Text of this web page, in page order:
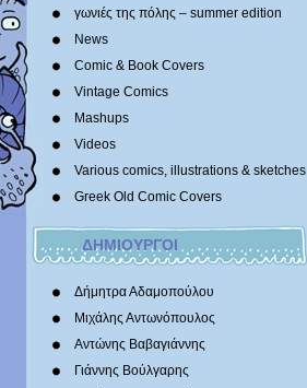
γωνιές της πόλης – summer edition
News
Comic & Book Covers
Vintage Comics
Mashups
Videos
Various comics, illustrations & sketches
Greek Old Comic Covers
ΔΗΜΙΟΥΡΓΟΙ
Δήμητρα Αδαμοπούλου
Μιχάλης Αντωνόπουλος
Αντώνης Βαβαγιάννης
Γιάννης Βούλγαρης